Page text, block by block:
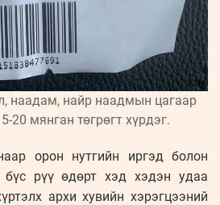
наадам, найр наадмын цагаар
20 мянган төгрөгт хүрдэг.
орон нутгийн иргэд болон
рүү өдөрт хэд хэдэн удаа
архи хувийн хэрэгцээний